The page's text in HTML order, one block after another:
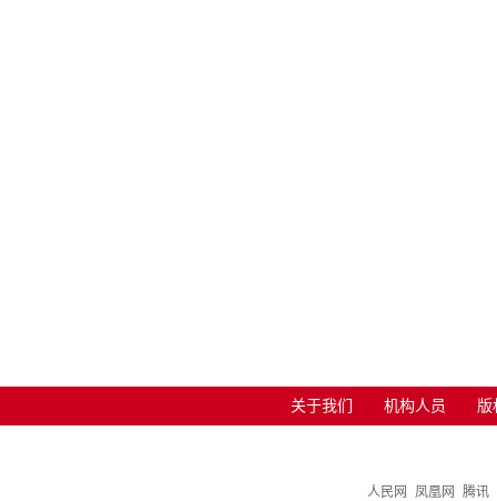
关于我们 机构人员 版
人民网 凤凰网 腾讯